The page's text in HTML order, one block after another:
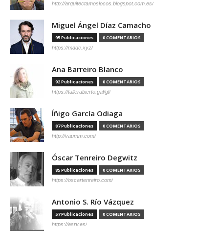
http://arquitectamoslocos.blogspot.com.es/
Miguel Ángel Díaz Camacho
95 Publicaciones 0 COMENTARIOS
https://madc.xyz/
Ana Barreiro Blanco
92 Publicaciones 0 COMENTARIOS
https://tallerabierto.gal/gl/
Íñigo García Odiaga
87 Publicaciones 0 COMENTARIOS
http://vaumm.com/
Óscar Tenreiro Degwitz
85 Publicaciones 0 COMENTARIOS
https://oscartenreiro.com/
Antonio S. Río Vázquez
57 Publicaciones 0 COMENTARIOS
https://asrv.es/